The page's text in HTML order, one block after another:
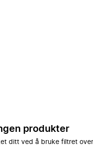
produkter
ditt ved å bruke filtret